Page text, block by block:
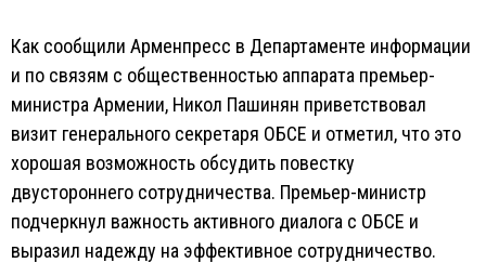
Как сообщили Арменпресс в Департаменте информации
и по связям с общественностью аппарата премьер-
министра Армении, Никол Пашинян приветствовал
визит генерального секретаря ОБСЕ и отметил, что это
хорошая возможность обсудить повестку
двустороннего сотрудничества. Премьер-министр
подчеркнул важность активного диалога с ОБСЕ и
выразил надежду на эффективное сотрудничество.